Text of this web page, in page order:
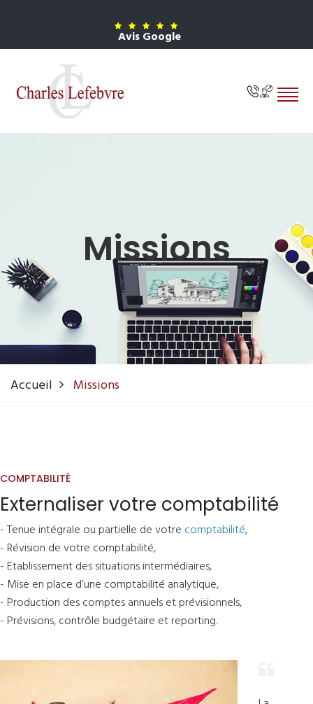
Avis Google
Missions
Accueil Missions
COMPTABILITÉ
Externaliser votre comptabilité
- Tenue intégrale ou partielle de votre comptabilité,
- Révision de votre comptabilité,
- Etablissement des situations intermédiaires,
- Mise en place d’une comptabilité analytique,
- Production des comptes annuels et prévisionnels,
- Prévisions, contrôle budgétaire et reporting.